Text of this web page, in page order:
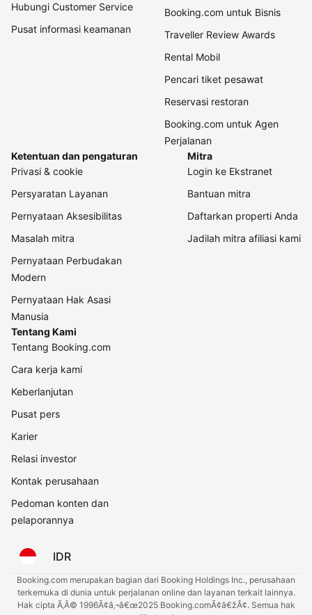
Hubungi Customer Service
Pusat informasi keamanan
Booking.com untuk Bisnis
Traveller Review Awards
Rental Mobil
Pencari tiket pesawat
Reservasi restoran
Booking.com untuk Agen
Perjalanan
Ketentuan dan pengaturan
Privasi & cookie
Persyaratan Layanan
Pernyataan Aksesibilitas
Masalah mitra
Pernyataan Perbudakan
Modern
Pernyataan Hak Asasi
Manusia
Mitra
Login ke Ekstranet
Bantuan mitra
Daftarkan properti Anda
Jadilah mitra afiliasi kami
Tentang Kami
Tentang Booking.com
Cara kerja kami
Keberlanjutan
Pusat pers
Karier
Relasi investor
Kontak perusahaan
Pedoman konten dan
pelaporannya
IDR
Booking.com merupakan bagian dari Booking Holdings Inc., perusahaan
terkemuka di dunia untuk perjalanan online dan layanan terkait lainnya.
Hak cipta Ã‚Â© 1996Ã¢â‚¬â€œ2025 Booking.comÃ¢â€žÂ¢. Semua hak